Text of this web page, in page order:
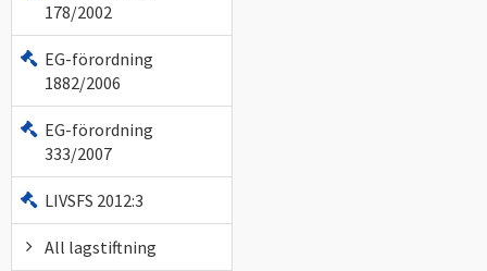
178/2002
EG-förordning
1882/2006
EG-förordning
333/2007
LIVSFS 2012:3
All lagstiftning